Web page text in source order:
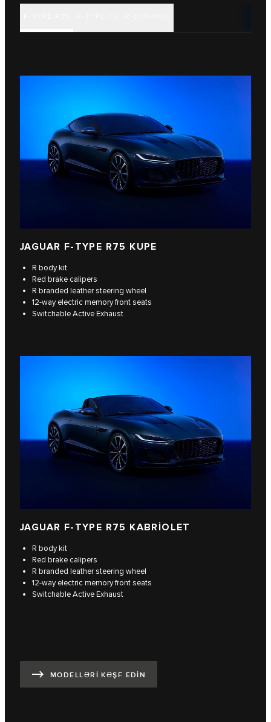
JAGUAR F‑TYPE R75 KUPE
R body kit
Red brake calipers
R branded leather steering wheel
12-way electric memory front seats
Switchable Active Exhaust
JAGUAR F‑TYPE R75 KABRIOLET
R body kit
Red brake calipers
R branded leather steering wheel
12-way electric memory front seats
Switchable Active Exhaust
MODELLƏRİ KƏŞF EDİN